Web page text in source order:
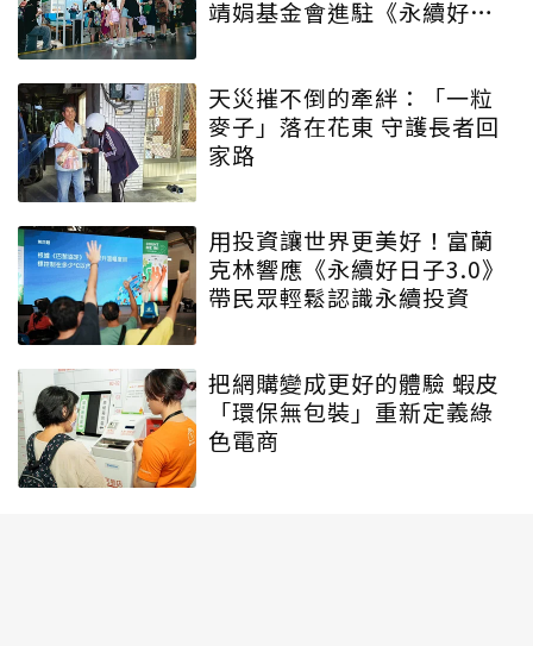
靖娟基金會進駐《永續好日
天災摧不倒的牽絆：「一粒
麥子」落在花東 守護長者回
家路
用投資讓世界更美好！富蘭
克林響應《永續好日子3.0》
帶民眾輕鬆認識永續投資
把網購變成更好的體驗 蝦皮
「環保無包裝」重新定義綠
色電商